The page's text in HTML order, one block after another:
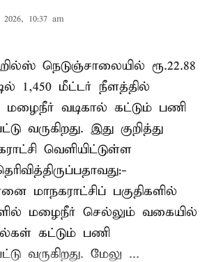
10:37 am
நெடுஞ்சாலையில் ரூ.22.88
1,450 மீட்டர் நீளத்தில்
வடிகால் கட்டும் பணி
வருகிறது. இது குறித்து
வெளியிட்டுள்ள
மாநகராட்சிப் பகுதிகளில்
மழைநீர் செல்லும் வகையில்
கட்டும் பணி
வருகிறது. மேலு ...